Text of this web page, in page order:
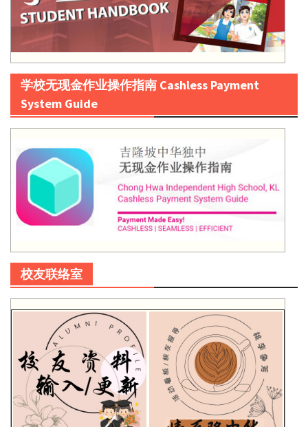
学校无现金作业操作指南 Cashless Payment
System Guide
校友联络室